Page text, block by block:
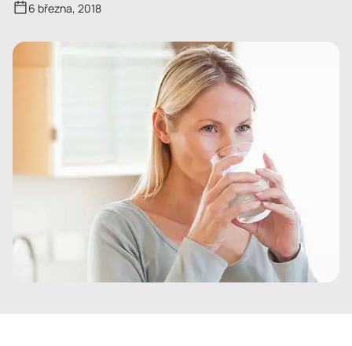
6 března, 2018